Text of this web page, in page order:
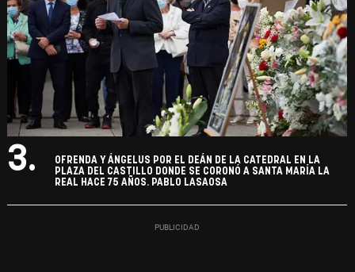
3.
OFRENDA Y ÁNGELUS POR EL DEÁN DE LA CATEDRAL EN LA
PLAZA DEL CASTILLO DONDE SE CORONÓ A SANTA MARÍA LA
REAL HACE 75 AÑOS. PABLO LASAOSA